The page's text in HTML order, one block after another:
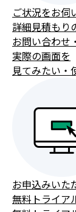
ご状況をお伺
詳細見積もり
お問い合わせ
実際の画面を
見てみたい・
お申込みいた
無料トライア